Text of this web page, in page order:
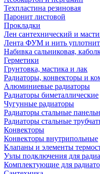
Техпластина резиновая
Паронит листовой
Прокладки
Лен сантехнический и
Лента ФУМ и нить
Набивка сальниковая,
Герметики
Грунтовка, мастика и лак
Радиаторы, конвекторы и
Алюминиевые радиаторы
Радиаторы биметаллические
Чугунные радиаторы
Радиаторы стальные
Радиаторы стальные
Конвекторы
Конвекторы внутрипольные
Клапаны и элементы
Узлы подключения для
Комплектующие для